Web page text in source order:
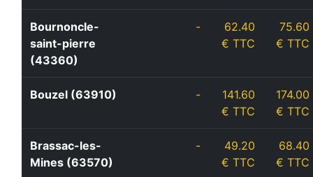
Bournoncle-
saint-pierre
(43360)
-
62.40
€ TTC
75.60
€ TTC
Bouzel (63910) -
141.60
€ TTC
174.00
€ TTC
Brassac-les-
Mines (63570)
-
49.20
€ TTC
68.40
€ TTC